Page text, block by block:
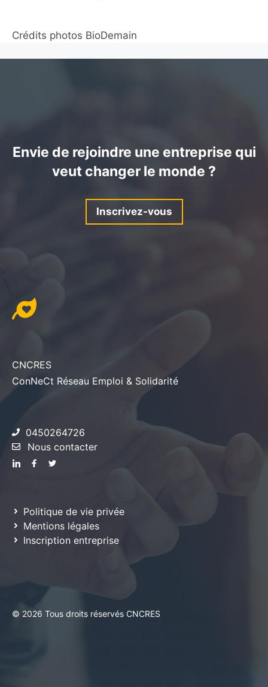
Crédits photos BioDemain
Envie de rejoindre une entreprise qui
veut changer le monde ?
Inscrivez-vous
CNCRES
ConNeCt Réseau Emploi & Solidarité
0450264726
Nous contacter
Politique de vie privée
Mentions légales
Inscription entreprise
© 2026 Tous droits réservés CNCRES